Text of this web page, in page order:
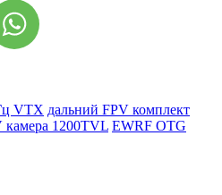
VTX дальний FPV комплект
камера 1200TVL EWRF OTG